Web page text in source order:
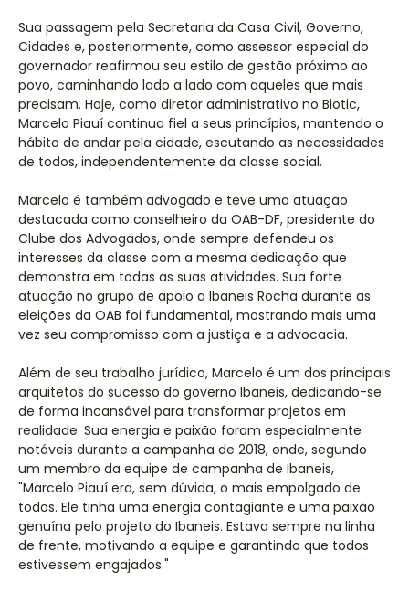
Sua passagem pela Secretaria da Casa Civil, Governo,
Cidades e, posteriormente, como assessor especial do
governador reafirmou seu estilo de gestão próximo ao
povo, caminhando lado a lado com aqueles que mais
precisam. Hoje, como diretor administrativo no Biotic,
Marcelo Piauí continua fiel a seus princípios, mantendo o
hábito de andar pela cidade, escutando as necessidades
de todos, independentemente da classe social.
Marcelo é também advogado e teve uma atuação
destacada como conselheiro da OAB-DF, presidente do
Clube dos Advogados, onde sempre defendeu os
interesses da classe com a mesma dedicação que
demonstra em todas as suas atividades. Sua forte
atuação no grupo de apoio a Ibaneis Rocha durante as
eleições da OAB foi fundamental, mostrando mais uma
vez seu compromisso com a justiça e a advocacia.
Além de seu trabalho jurídico, Marcelo é um dos principais
arquitetos do sucesso do governo Ibaneis, dedicando-se
de forma incansável para transformar projetos em
realidade. Sua energia e paixão foram especialmente
notáveis durante a campanha de 2018, onde, segundo
um membro da equipe de campanha de Ibaneis,
"Marcelo Piauí era, sem dúvida, o mais empolgado de
todos. Ele tinha uma energia contagiante e uma paixão
genuína pelo projeto do Ibaneis. Estava sempre na linha
de frente, motivando a equipe e garantindo que todos
estivessem engajados."